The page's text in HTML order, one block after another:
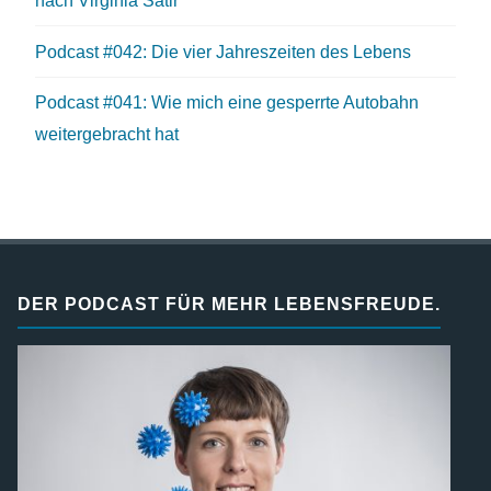
Podcast #042: Die vier Jahreszeiten des Lebens
Podcast #041: Wie mich eine gesperrte Autobahn
weitergebracht hat
DER PODCAST FÜR MEHR LEBENSFREUDE.